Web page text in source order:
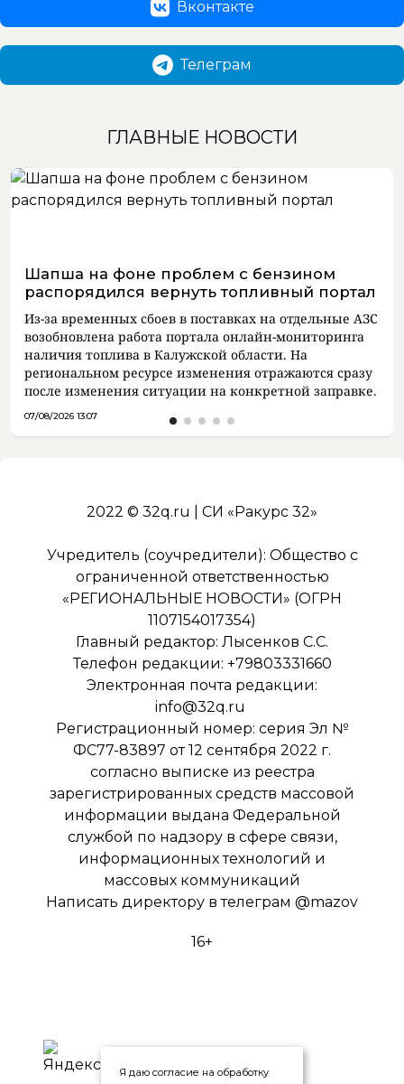
Вконтакте
Телеграм
ГЛАВНЫЕ НОВОСТИ
Шапша на фоне проблем с бензином
распорядился вернуть топливный портал
Из-за временных сбоев в поставках на отдельные АЗС
возобновлена работа портала онлайн-мониторинга
наличия топлива в Калужской области. На
региональном ресурсе изменения отражаются сразу
после изменения ситуации на конкретной заправке.
07/08/2026 13:07
2022 © 32q.ru | СИ «Ракурс 32»
Учредитель (соучредители): Общество с
ограниченной ответственностью
«РЕГИОНАЛЬНЫЕ НОВОСТИ» (ОГРН
1107154017354)
Главный редактор: Лысенков С.С.
Телефон редакции: +79803331660
Электронная почта редакции:
info@32q.ru
Регистрационный номер: серия Эл №
ФС77-83897 от 12 сентября 2022 г.
согласно выписке из реестра
зарегистрированных средств массовой
информации выдана Федеральной
службой по надзору в сфере связи,
информационных технологий и
массовых коммуникаций
Написать директору в телеграм @mazov
16+
Я даю согласие на обработку